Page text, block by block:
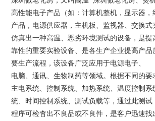
高性能电子产品（如：计算机整机，显示器，
产品，电源供应器，主机板、监视器、交换式
仿真出一种高温、恶劣环境测试的设备，是提
靠性的重要实验设备、是各生产企业提高产品
要生产流程，该设备广泛应用于电源电子、
电脑、通讯、生物制药等领域。根据不同的要
主电系统、控制系统、加热系统、温度控制系
统、时间控制系统、测试负载等，通过此测试
程序可检杳出不良品或不良件，是客户迅速找